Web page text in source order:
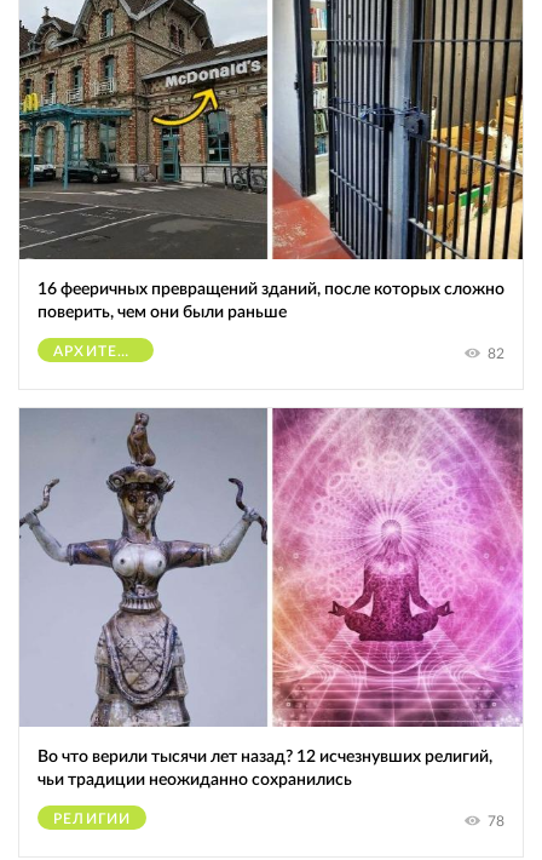
16 фееричных превращений зданий, после которых сложно
поверить, чем они были раньше
АРХИТЕКТУРА 82
Во что верили тысячи лет назад? 12 исчезнувших религий,
чьи традиции неожиданно сохранились
РЕЛИГИИ 78